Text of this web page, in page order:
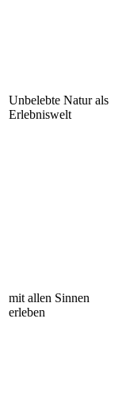
Unbelebte Natur als
Erlebniswelt
mit allen Sinnen
erleben